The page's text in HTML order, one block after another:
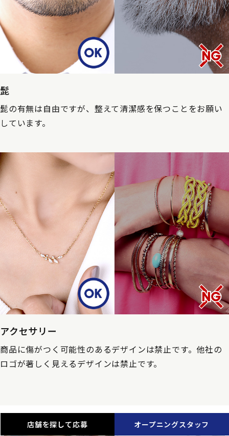
髭
髭の有無は自由ですが、整えて清潔感を保つことをお願い
しています。
アクセサリー
商品に傷がつく可能性のあるデザインは禁止です。他社の
ロゴが著しく見えるデザインは禁止です。
店舗を探して応募 オープニングスタッフ